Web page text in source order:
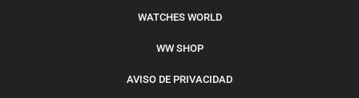
WATCHES WORLD
WW SHOP
AVISO DE PRIVACIDAD